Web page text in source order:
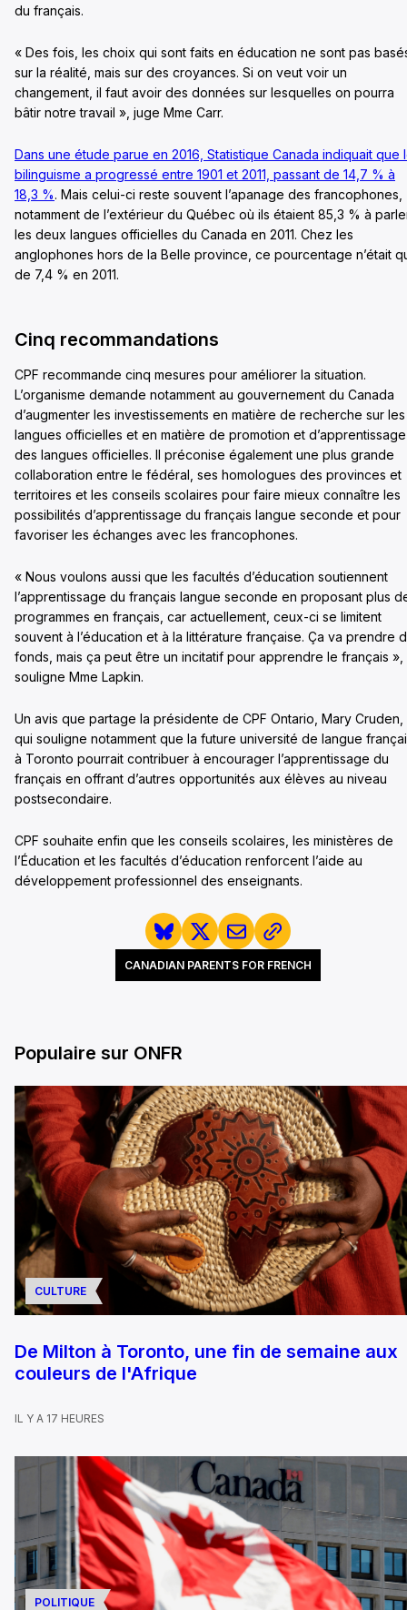
du français.
« Des fois, les choix qui sont faits en éducation ne sont pas
sur la réalité, mais sur des croyances. Si on veut voir un
changement, il faut avoir des données sur lesquelles on pourra
bâtir notre travail », juge Mme Carr.
Dans une étude parue en 2016, Statistique Canada indiquait que
bilinguisme a progressé entre 1901 et 2011, passant de 14,7 % à
18,3 %. Mais celui-ci reste souvent l’apanage des francophones,
notamment de l’extérieur du Québec où ils étaient 85,3 % à
les deux langues officielles du Canada en 2011. Chez les
anglophones hors de la Belle province, ce pourcentage n’était
de 7,4 % en 2011.
Cinq recommandations
CPF recommande cinq mesures pour améliorer la situation.
L’organisme demande notamment au gouvernement du Canada
d’augmenter les investissements en matière de recherche sur les
langues officielles et en matière de promotion et d’apprentissage
des langues officielles. Il préconise également une plus grande
collaboration entre le fédéral, ses homologues des provinces et
territoires et les conseils scolaires pour faire mieux connaître les
possibilités d’apprentissage du français langue seconde et pour
favoriser les échanges avec les francophones.
« Nous voulons aussi que les facultés d’éducation soutiennent
l’apprentissage du français langue seconde en proposant plus
programmes en français, car actuellement, ceux-ci se limitent
souvent à l’éducation et à la littérature française. Ça va prendre
fonds, mais ça peut être un incitatif pour apprendre le français »,
souligne Mme Lapkin.
Un avis que partage la présidente de CPF Ontario, Mary Cruden,
qui souligne notamment que la future université de langue
à Toronto pourrait contribuer à encourager l’apprentissage du
français en offrant d’autres opportunités aux élèves au niveau
postsecondaire.
CPF souhaite enfin que les conseils scolaires, les ministères de
l’Éducation et les facultés d’éducation renforcent l’aide au
développement professionnel des enseignants.
CANADIAN PARENTS FOR FRENCH
Populaire sur ONFR
CULTURE
De Milton à Toronto, une fin de semaine aux
couleurs de l'Afrique
IL Y A 17 HEURES
POLITIQUE